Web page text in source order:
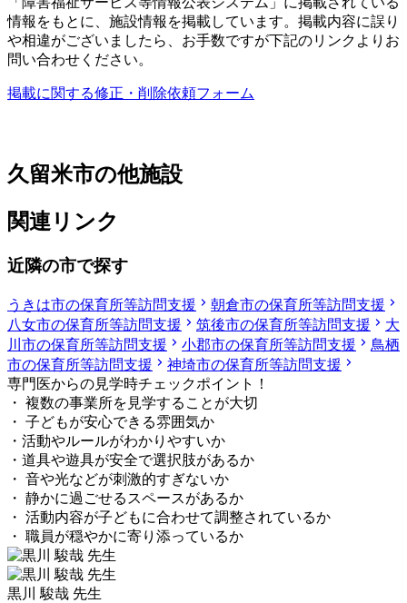
情報をもとに、施設情報を掲載しています。掲載内容に誤り
や相違がございましたら、お手数ですが下記のリンクよりお
問い合わせください。
掲載に関する修正・削除依頼フォーム
久留米市の他施設
関連リンク
近隣の市で探す
うきは市の保育所等訪問支援
朝倉市の保育所等訪問支援
八女市の保育所等訪問支援
筑後市の保育所等訪問支援
大
川市の保育所等訪問支援
小郡市の保育所等訪問支援
鳥栖
市の保育所等訪問支援
神埼市の保育所等訪問支援
専門医からの見学時チェックポイント！
・ 複数の事業所を見学することが大切
・ 子どもが安心できる雰囲気か
・活動やルールがわかりやすいか
・道具や遊具が安全で選択肢があるか
・ 音や光などが刺激的すぎないか
・ 静かに過ごせるスペースがあるか
・ 活動内容が子どもに合わせて調整されているか
・ 職員が穏やかに寄り添っているか
黒川 駿哉 先生